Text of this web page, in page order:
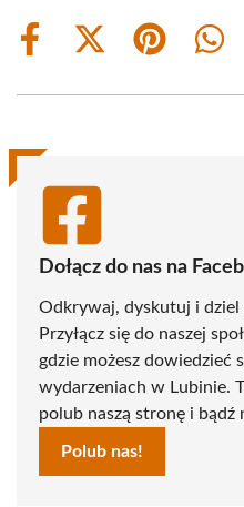
Share
Share
(Twitter)
Share
Share
Dołącz do nas na
Odkrywaj, dyskutuj i dziel
Przyłącz się do naszej
gdzie możesz dowiedzieć
wydarzeniach w Lubinie.
polub naszą stronę i bądź
Polub nas!